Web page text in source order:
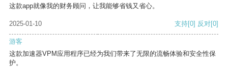
这款app就像我的财务顾问，让我能够省钱又省心。
2025-01-10 支持[0] 反对[0]
游客
这款加速器VPM应用程序已经为我们带来了无限的流畅体验和安全性保
护。